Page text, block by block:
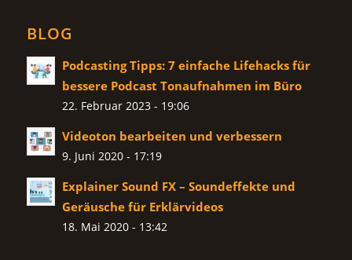
BLOG
Podcasting Tipps: 7 einfache Lifehacks für
bessere Podcast Tonaufnahmen im Büro
22. Februar 2023 - 19:06
Videoton bearbeiten und verbessern
9. Juni 2020 - 17:19
Explainer Sound FX – Soundeffekte und
Geräusche für Erklärvideos
18. Mai 2020 - 13:42